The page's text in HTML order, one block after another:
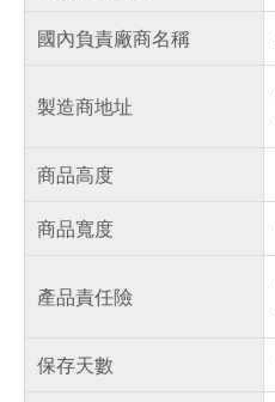
國內負責廠商名稱
製造商地址
商品高度
商品寬度
產品責任險
保存天數